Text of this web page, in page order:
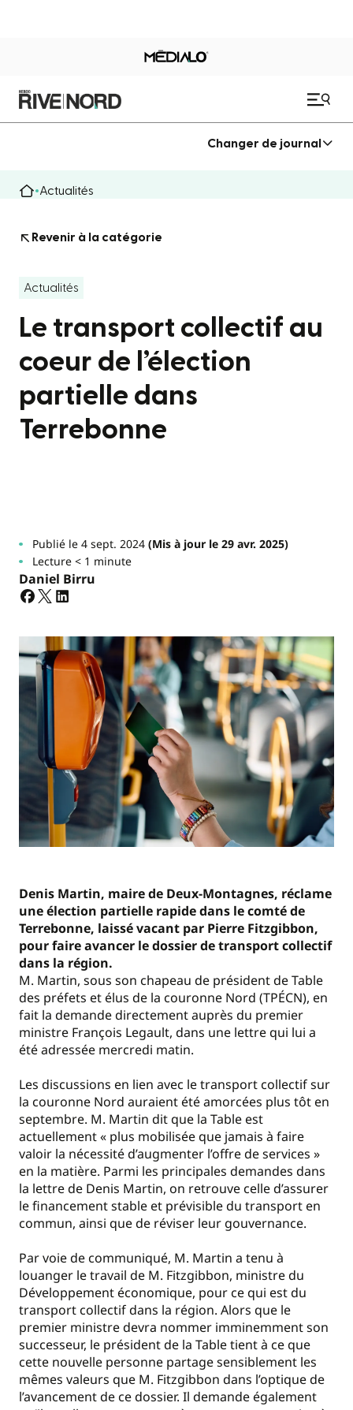
Changer de journal
Actualités
Revenir à la catégorie
Actualités
Le transport collectif au
coeur de l’élection
partielle dans
Terrebonne
Publié le 4 sept. 2024(Mis à jour le 29 avr. 2025)
Lecture < 1 minute
Daniel Birru
Denis Martin, maire de Deux-Montagnes, réclame
une élection partielle rapide dans le comté de
Terrebonne, laissé vacant par Pierre Fitzgibbon,
pour faire avancer le dossier de transport collectif
dans la région.
M. Martin, sous son chapeau de président de Table
des préfets et élus de la couronne Nord (TPÉCN), en
fait la demande directement auprès du premier
ministre François Legault, dans une lettre qui lui a
été adressée mercredi matin.
Les discussions en lien avec le transport collectif sur
la couronne Nord auraient été amorcées plus tôt en
septembre. M. Martin dit que la Table est
actuellement « plus mobilisée que jamais à faire
valoir la nécessité d’augmenter l’offre de services »
en la matière. Parmi les principales demandes dans
la lettre de Denis Martin, on retrouve celle d’assurer
le financement stable et prévisible du transport en
commun, ainsi que de réviser leur gouvernance.
Par voie de communiqué, M. Martin a tenu à
louanger le travail de M. Fitzgibbon, ministre du
Développement économique, pour ce qui est du
transport collectif dans la région. Alors que le
premier ministre devra nommer imminemment son
successeur, le président de la Table tient à ce que
cette nouvelle personne partage sensiblement les
mêmes valeurs que M. Fitzgibbon dans l’optique de
l’avancement de ce dossier. Il demande également